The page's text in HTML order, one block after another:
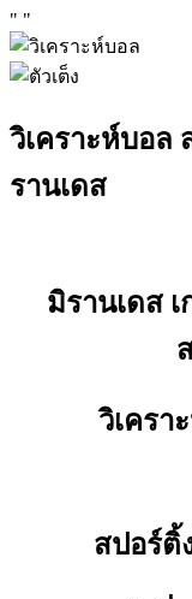
" "
วิเคราะห์บอล
รานเดส
มิรานเดส
วิเครา
สปอร์ติ้